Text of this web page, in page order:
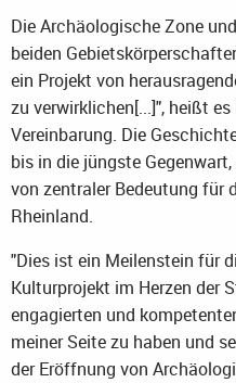
Die Archäologische Zone
beiden
ein Projekt von
zu verwirklichen[...]", heißt
Vereinbarung. Die
bis in die jüngste
von zentraler Bedeutung für
Rheinland.
"Dies ist ein Meilenstein für
Kulturprojekt im Herzen der
engagierten und
meiner Seite zu haben und
der Eröffnung von